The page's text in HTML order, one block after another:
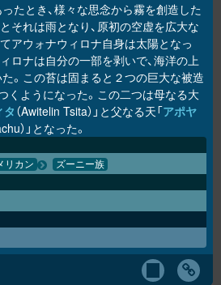
たとき、様々な思念から霧を創造した
それは雨となり、原初の空虚を広大な
アウォナウィロナ自身は太陽となっ
ロナは自分の一部を剥いで、海洋の上
。この苔は固まると２つの巨大な被造
くようになった。この二つは母なる大
タ （Awitelin Tsita）」と父なる天「アポヤ
）」となった。
リカン ズーニー族